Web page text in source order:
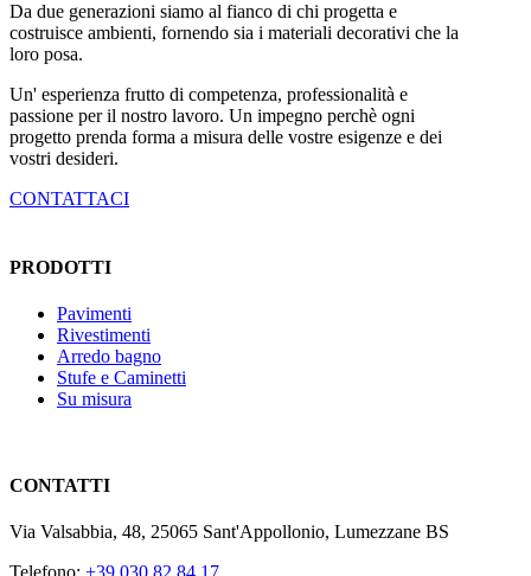
Da due generazioni siamo al fianco di chi progetta e
costruisce ambienti, fornendo sia i materiali decorativi che la
loro posa.
Un' esperienza frutto di competenza, professionalità e
passione per il nostro lavoro. Un impegno perchè ogni
progetto prenda forma a misura delle vostre esigenze e dei
vostri desideri.
CONTATTACI
PRODOTTI
Pavimenti
Rivestimenti
Arredo bagno
Stufe e Caminetti
Su misura
CONTATTI
Via Valsabbia, 48, 25065 Sant'Appollonio, Lumezzane BS